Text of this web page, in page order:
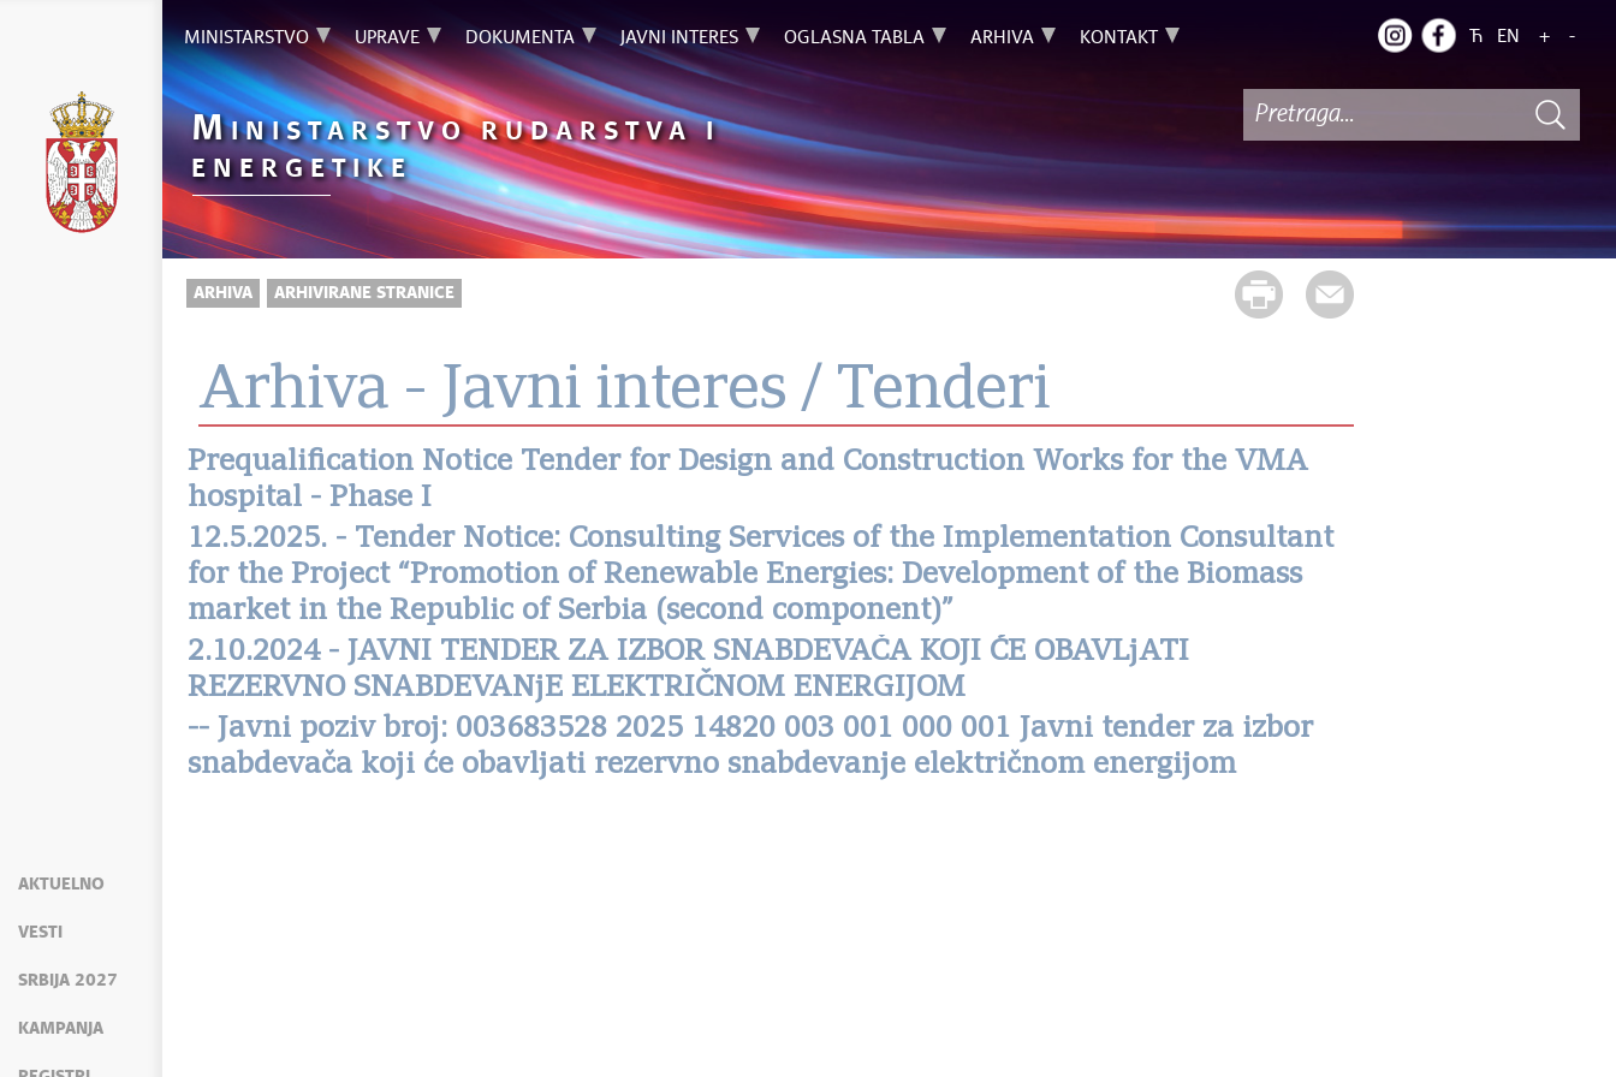
AKTUELNO
VESTI
SRBIJA 2027
KAMPANJA
MINISTARSTVO UPRAVE DOKUMENTA JAVNI INTERES OGLASNA TABLA ARHIVA KONTAKT Ћ EN + -
MINISTARSTVO RUDARSTVA I
ENERGETIKE
ARHIVA ARHIVIRANE STRANICE
Arhiva - Javni interes / Tenderi
Prequalification Notice Tender for Design and Construction Works for the VMA
hospital - Phase I
12.5.2025. - Tender Notice: Consulting Services of the Implementation Consultant
for the Project “Promotion of Renewable Energies: Development of the Biomass
market in the Republic of Serbia (second component)”
2.10.2024 - JAVNI TENDER ZA IZBOR SNABDEVAČA KOJI ĆE OBAVLjATI
REZERVNO SNABDEVANjE ELEKTRIČNOM ENERGIJOM
-- Javni poziv broj: 003683528 2025 14820 003 001 000 001 Javni tender za izbor
snabdevača koji će obavljati rezervno snabdevanje električnom energijom